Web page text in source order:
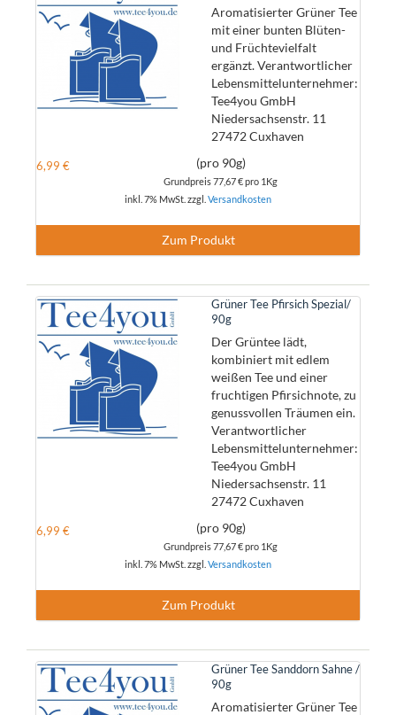
Aromatisierter Grüner Tee
mit einer bunten Blüten-
und Früchtevielfalt
ergänzt. Verantwortlicher
Lebensmittelunternehmer:
Tee4you GmbH
Niedersachsenstr. 11
27472 Cuxhaven
6,99 € (pro 90g)
Grundpreis77,67 €pro 1Kg
inkl. 7% MwSt. zzgl. Versandkosten
Zum Produkt
Grüner Tee Pfirsich Spezial/
90g
Der Grüntee lädt,
kombiniert mit edlem
weißen Tee und einer
fruchtigen Pfirsichnote, zu
genussvollen Träumen ein.
Verantwortlicher
Lebensmittelunternehmer:
Tee4you GmbH
Niedersachsenstr. 11
27472 Cuxhaven
6,99 € (pro 90g)
Grundpreis77,67 €pro 1Kg
inkl. 7% MwSt. zzgl. Versandkosten
Zum Produkt
Grüner Tee Sanddorn Sahne /
90g
Aromatisierter Grüner Tee